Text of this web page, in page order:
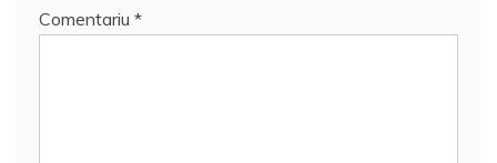
Comentariu *